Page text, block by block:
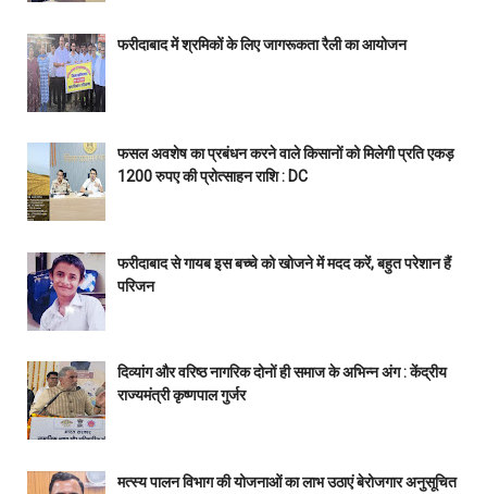
फरीदाबाद में श्रमिकों के लिए जागरूकता रैली का आयोजन
फसल अवशेष का प्रबंधन करने वाले किसानों को मिलेगी प्रति एकड़
1200 रुपए की प्रोत्साहन राशि : DC
फरीदाबाद से गायब इस बच्चे को खोजने में मदद करें, बहुत परेशान हैं
परिजन
दिव्यांग और वरिष्ठ नागरिक दोनों ही समाज के अभिन्न अंग : केंद्रीय
राज्यमंत्री कृष्णपाल गुर्जर
मत्स्य पालन विभाग की योजनाओं का लाभ उठाएं बेरोजगार अनुसूचित